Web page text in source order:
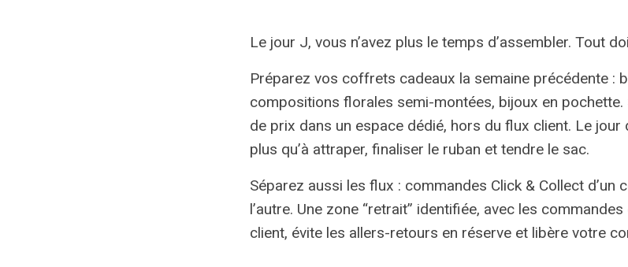
Le jour J, vous n’avez plus le temps d’assembler. Tout
Préparez vos coffrets cadeaux la semaine précédente :
compositions florales semi-montées, bijoux en
de prix dans un espace dédié, hors du flux client. Le jour
plus qu’à attraper, finaliser le ruban et tendre le sac.
Séparez aussi les flux : commandes Click & Collect d’un
l’autre. Une zone “retrait” identifiée, avec les
client, évite les allers-retours en réserve et libère votre